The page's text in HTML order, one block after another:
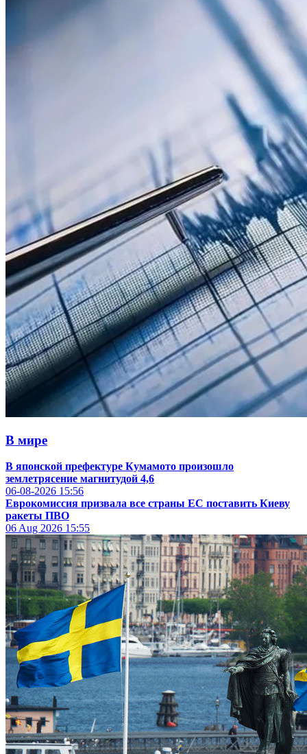
В мире
В японской префектуре Кумамото произошло
землетрясение магнитудой 4,6
06-08-2026 15:56
Еврокомиссия призвала все страны ЕС поставить Киеву
ракеты ПВО
06 Aug 2026 15:55